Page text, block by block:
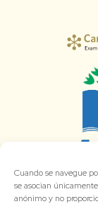
Cuando se navegue
se asocian
anónimo y no